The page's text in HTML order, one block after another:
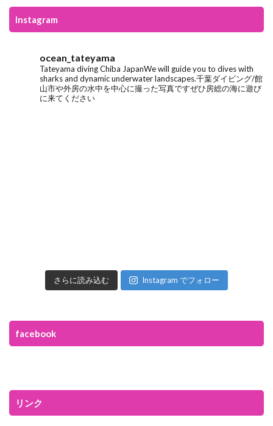
Instagram
ocean_tateyama
Tateyama divingChiba JapanWe will guide you to dives with
sharks and dynamic underwater landscapes.千葉ダイビング/館
山市や外房の水中を中心に撮った写真ですぜひ房総の海に遊び
に来てください
さらに読み込む Instagram でフォロー
facebook
リンク